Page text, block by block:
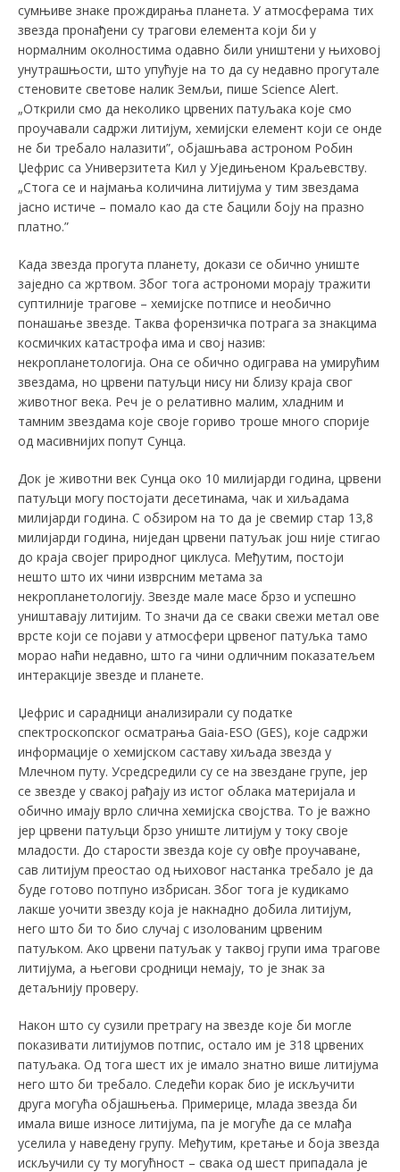
сумњиве знаке прождирања планета. У атмосферама тих
звезда пронађени су трагови елемента који би у
нормалним околностима одавно били уништени у њиховој
унутрашњости, што упућује на то да су недавно прогутале
стеновите светове налик Земљи, пише Science Alert.
„Открили смо да неколико црвених патуљака које смо
проучавали садржи литијум, хемијски елемент који се онде
не би требало налазити”, објашњава астроном Робин
Џефрис са Универзитета Kил у Уједињеном Kраљевству.
„Стога се и најмања количина литијума у тим звездама
јасно истиче – помало као да сте бацили боју на празно
платно.”
Kада звезда прогута планету, докази се обично униште
заједно са жртвом. Због тога астрономи морају тражити
суптилније трагове – хемијске потписе и необично
понашање звезде. Таква форензичка потрага за знакцима
космичких катастрофа има и свој назив:
некропланетологија. Она се обично одиграва на умирућим
звездама, но црвени патуљци нису ни близу краја свог
животног века. Реч је о релативно малим, хладним и
тамним звездама које своје гориво троше много спорије
од масивнијих попут Сунца.
Док је животни век Сунца око 10 милијарди година, црвени
патуљци могу постојати десетинама, чак и хиљадама
милијарди година. С обзиром на то да је свемир стар 13,8
милијарди година, ниједан црвени патуљак још није стигао
до краја својег природног циклуса. Међутим, постоји
нешто што их чини изврсним метама за
некропланетологију. Звезде мале масе брзо и успешно
уништавају литијим. То значи да се сваки свежи метал ове
врсте који се појави у атмосфери црвеног патуљка тамо
морао наћи недавно, што га чини одличним показатељем
интеракције звезде и планете.
Џефрис и сарадници анализирали су податке
спектроскопског осматрања Gaia-ЕSО (GES), које садржи
информације о хемијском саставу хиљада звезда у
Млечном путу. Усредсредили су се на звездане групе, јер
се звезде у свакој рађају из истог облака материјала и
обично имају врло слична хемијска својства. То је важно
јер црвени патуљци брзо униште литијум у току своје
младости. До старости звезда које су овђе проучаване,
сав литијум преостао од њиховог настанка требало је да
буде готово потпуно избрисан. Због тога је кудикамо
лакше уочити звезду која је накнадно добила литијум,
него што би то био случај с изолованим црвеним
патуљком. Ако црвени патуљак у таквој групи има трагове
литијума, а његови сродници немају, то је знак за
детаљнију проверу.
Након што су сузили претрагу на звезде које би могле
показивати литијумов потпис, остало им је 318 црвених
патуљака. Од тога шест их је имало знатно више литијума
него што би требало. Следећи корак био је искључити
друга могућа објашњења. Примерице, млада звезда би
имала више износе литијума, па је могуће да се млађа
уселила у наведену групу. Међутим, кретање и боја звезда
искључили су ту могућност – свака од шест припадала је